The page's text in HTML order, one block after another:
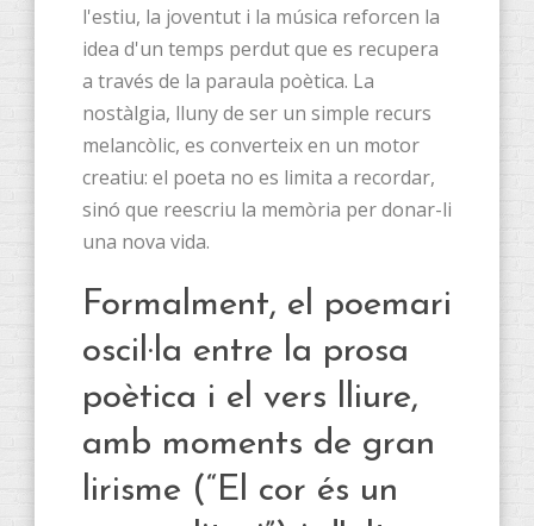
l'estiu, la joventut i la música reforcen la
idea d'un temps perdut que es recupera
a través de la paraula poètica. La
nostàlgia, lluny de ser un simple recurs
melancòlic, es converteix en un motor
creatiu: el poeta no es limita a recordar,
sinó que reescriu la memòria per donar-li
una nova vida.
Formalment, el poemari
oscil·la entre la prosa
poètica i el vers lliure,
amb moments de gran
lirisme (“El cor és un